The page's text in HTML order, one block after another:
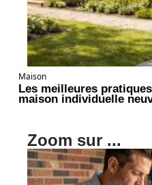
Maison
Les meilleures
maison individuelle
Zoom sur ...